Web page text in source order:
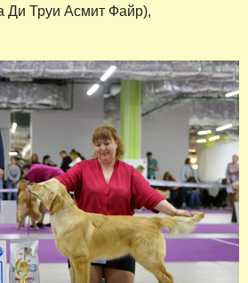
Ди Труи Асмит Файр),